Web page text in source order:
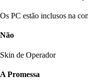
Os PC estão inclusos na
Não
Skin de Operador
A Promessa